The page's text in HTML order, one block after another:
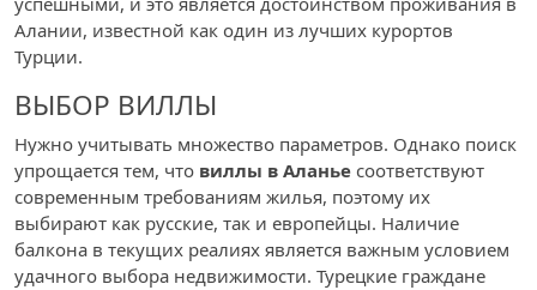
Алании, известной как один из лучших курортов
Турции.
ВЫБОР ВИЛЛЫ
Нужно учитывать множество параметров. Однако поиск
упрощается тем, что виллы в Аланье соответствуют
современным требованиям жилья, поэтому их
выбирают как русские, так и европейцы. Наличие
балкона в текущих реалиях является важным условием
удачного выбора недвижимости. Турецкие граждане